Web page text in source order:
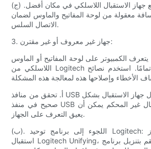
(ج) نقل جهاز الاستقبال: ضع جهاز الاستقبال اللاسلكي في مكان أفضل.
معقولة من لوحة المفاتيح والماوس لضمان
الاتصال السلس.
3. جهاز غير معروف أو غير مقترن:
الكمبيوتر على لوحة المفاتيح أو الماوس
اللاسلكي من Logitech أو قد يفشل الاقتران تمامًا. استخدم نصائح
أ. تحقق من منافذ USB المتوفرة: تأكد من إدخال جهاز الاستقبال بشكل
صحيح في منفذ USB وظيفي، حيث أن الاتصال غير المحكم يمكن أن
يعيق التعرف على الجهاز.
(ب). اللجوء إلى برنامج توحيد Logitech: إذا كنت تستخدم جهاز
استقبال Logitech Unifying، فقم بتنزيل برنامج Logitech Unifying